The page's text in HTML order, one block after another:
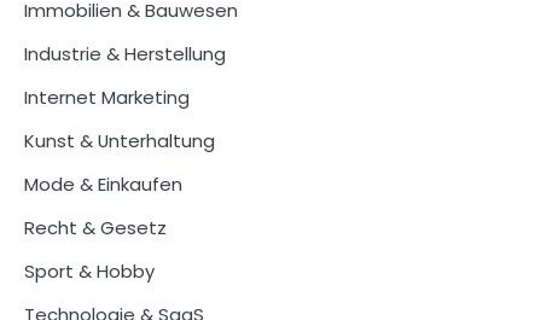
Immobilien & Bauwesen
Industrie & Herstellung
Internet Marketing
Kunst & Unterhaltung
Mode & Einkaufen
Recht & Gesetz
Sport & Hobby
Technologie & SaaS